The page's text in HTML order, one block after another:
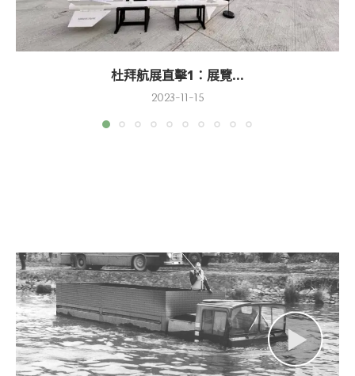
杜拜航展直擊1：展覽...
2023-11-15